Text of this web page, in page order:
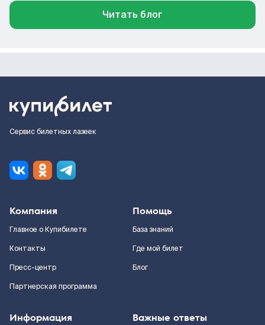
Читать блог
Сервис билетных лазеек
Компания
Главное о Купибилете
Контакты
Пресс-центр
Партнерская программа
Помощь
База знаний
Где мой билет
Блог
Информация Важные ответы